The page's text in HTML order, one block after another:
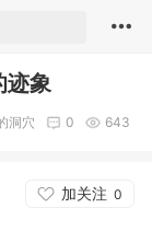
迹象
643
0
洞穴
加关注 0